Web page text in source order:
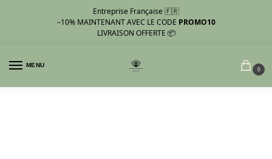
Entreprise Française 🇫🇷
–10% MAINTENANT AVEC LE CODE PROMO10
LIVRAISON OFFERTE 📦
MENU
0